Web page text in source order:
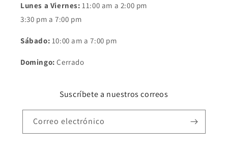
Lunes a Viernes: 11:00 am a 2:00 pm
3:30 pm a 7:00 pm
Sábado: 10:00 am a 7:00 pm
Domingo: Cerrado
Suscríbete a nuestros correos
Correo electrónico